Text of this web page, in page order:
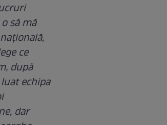
să mă
ce
după
echipa
dar